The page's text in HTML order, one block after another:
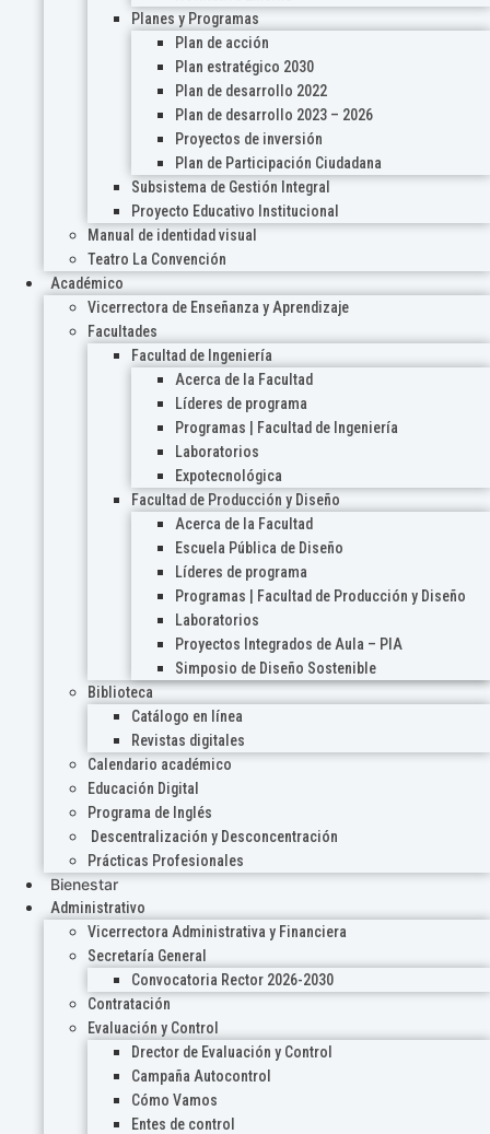
Planes y Programas
Plan de acción
Plan estratégico 2030
Plan de desarrollo 2022
Plan de desarrollo 2023 – 2026
Proyectos de inversión
Plan de Participación Ciudadana
Subsistema de Gestión Integral
Proyecto Educativo Institucional
Manual de identidad visual
Teatro La Convención
Académico
Vicerrectora de Enseñanza y Aprendizaje
Facultades
Facultad de Ingeniería
Acerca de la Facultad
Líderes de programa
Programas | Facultad de Ingeniería
Laboratorios
Expotecnológica
Facultad de Producción y Diseño
Acerca de la Facultad
Escuela Pública de Diseño
Líderes de programa
Programas | Facultad de Producción y Diseño
Laboratorios
Proyectos Integrados de Aula – PIA
Simposio de Diseño Sostenible
Biblioteca
Catálogo en línea
Revistas digitales
Calendario académico
Educación Digital
Programa de Inglés
Descentralización y Desconcentración
Prácticas Profesionales
Bienestar
Administrativo
Vicerrectora Administrativa y Financiera
Secretaría General
Convocatoria Rector 2026-2030
Contratación
Evaluación y Control
Drector de Evaluación y Control
Campaña Autocontrol
Cómo Vamos
Entes de control